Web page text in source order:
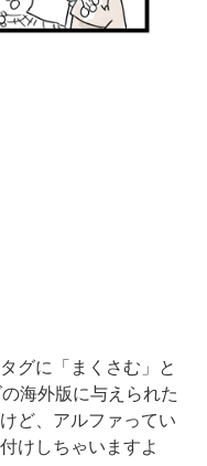
グに「まくさむ」と
海外版に与えられた
ど、アルファってい
けしちゃいますよ